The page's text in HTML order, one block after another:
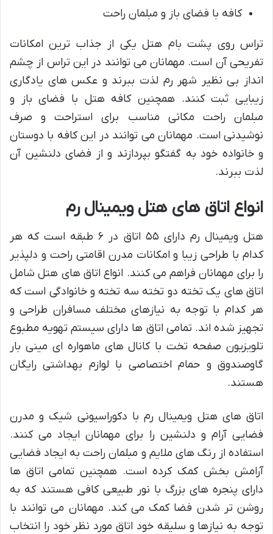
کافه با فضای باز و مبلمان راحت
تراس روی پشت بام هتل یکی از جذاب ترین امکانات
تفریحی آن است. مهمانان می توانند در این تراس از چشم
انداز بی نظیر شهر رم لذت ببرند و عکس های یادگاری
زیبایی ثبت کنند. همچنین کافه هتل با فضای باز و
مبلمان راحت مکانی مناسب برای استراحت و صرف
نوشیدنی است. مهمانان می توانند در این کافه با دوستان
و خانواده خود به گفتگو بپردازند و از فضای دلنشین آن
لذت ببرند.
انواع اتاق های هتل ویمینال رم
هتل ویمینال رم دارای ۵۵ اتاق در ۶ طبقه است که هر
کدام با طراحی زیبا و امکانات مدرن اقامتی راحت و دلپذیر
را برای مهمانان فراهم می کنند. انواع اتاق های هتل شامل
اتاق های یک تخته دو تخته سه تخته و خانوادگی است که
هر کدام با توجه به نیازهای مختلف مسافران طراحی و
تجهیز شده اند. تمامی اتاق ها دارای سیستم تهویه مطبوع
تلویزیون صفحه تخت با کانال های ماهواره ای مینی بار
گاوصندوق و حمام اختصاصی با لوازم بهداشتی رایگان
هستند.
اتاق های هتل ویمینال رم با دکوراسیونی شیک و مدرن
فضایی آرام و دلنشین را برای مهمانان ایجاد می کنند.
استفاده از رنگ های ملایم و مبلمان راحت به ایجاد فضایی
آرامش بخش کمک کرده است. همچنین تمامی اتاق ها
دارای پنجره های بزرگ با نور طبیعی کافی هستند که به
روشن تر شدن فضا کمک می کند. مهمانان می توانند با
توجه به نیازها و سلیقه خود اتاق مورد نظر خود را انتخاب